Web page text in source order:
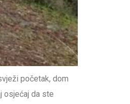
početak, dom
osjećaj da ste